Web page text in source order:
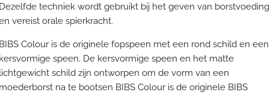
Dezelfde techniek wordt gebruikt bij het geven van borstvoeding
vereist orale spierkracht.
BIBS Colour is de originele fopspeen met een rond schild en een
kersvormige speen. De kersvormige speen en het matte
lichtgewicht schild zijn ontworpen om de vorm van een
moederborst na te bootsen BIBS Colour is de originele BIBS